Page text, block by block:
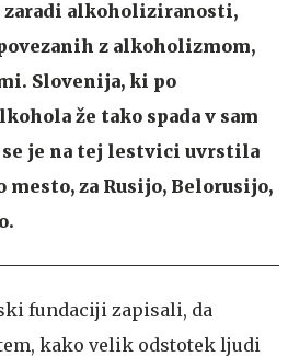
zaradi alkoholiziranosti,
z alkoholizmom,
Slovenija, ki po
že tako spada v sam
je na tej lestvici uvrstila
za Rusijo, Belorusijo,
fundaciji zapisali, da
kako velik odstotek ljudi